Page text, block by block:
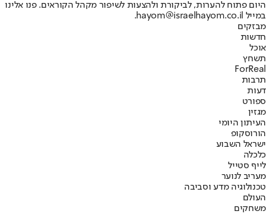
היום פתוח להערות, לביקורת ולהצעות לשיפור מקהל הקוראים. פנו אלינו
במייל hayom@israelhayom.co.il.
מבזקים
חדשות
אוכל
תשחץ
ForReal
תרבות
דעות
ספורט
מגזין
העיתון היומי
הורוסקופ
ישראל השבוע
כלכלה
לייף סטייל
מעריב לנוער
טכנולוגיה מדע וסביבה
העולם
משחקים